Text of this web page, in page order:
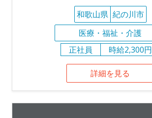
和歌山県 紀の川市
医療・福祉・介護
正社員
時給2,300円
詳細を見る